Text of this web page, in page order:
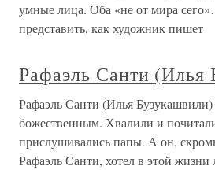
умные лица. Оба «не от мира
представить, как художник пишет
Рафаэль Санти (Илья
Рафаэль Санти (Илья
божественным. Хвалили и
прислушивались папы. А он,
Рафаэль Санти, хотел в этой